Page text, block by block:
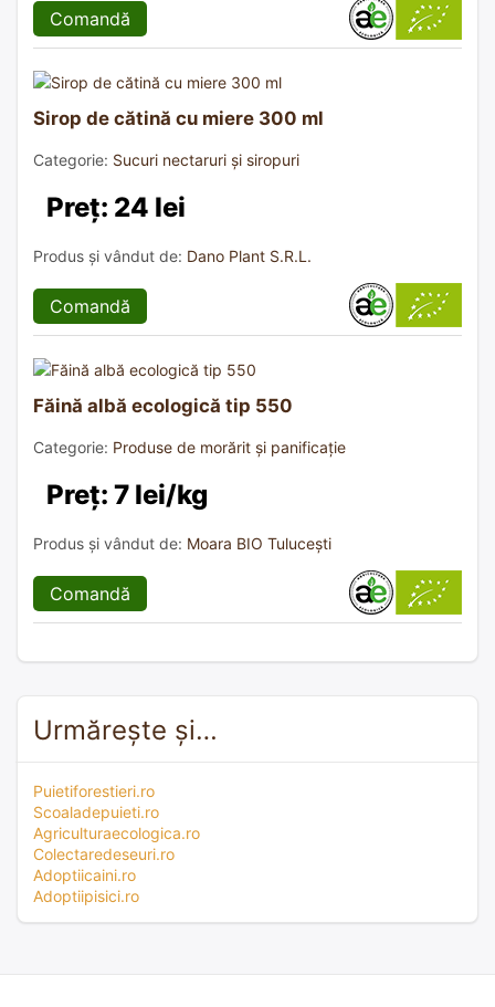
Comandă
Sirop de cătină cu miere 300 ml
Categorie: Sucuri nectaruri și siropuri
Preț: 24 lei
Produs și vândut de: Dano Plant S.R.L.
Comandă
Făină albă ecologică tip 550
Categorie: Produse de morărit și panificație
Preț: 7 lei/kg
Produs și vândut de: Moara BIO Tulucești
Comandă
Urmărește și…
Puietiforestieri.ro
Scoaladepuieti.ro
Agriculturaecologica.ro
Colectaredeseuri.ro
Adoptiicaini.ro
Adoptiipisici.ro